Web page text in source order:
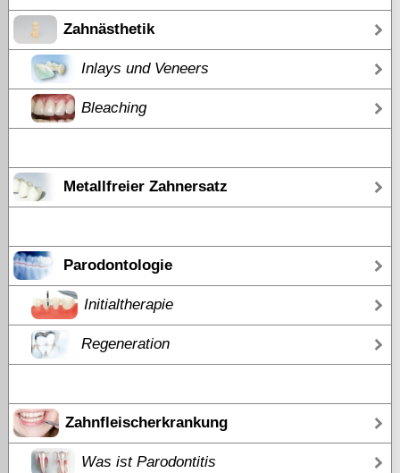
Zahnästhetik
Inlays und Veneers
Bleaching
Metallfreier Zahnersatz
Parodontologie
Initialtherapie
Regeneration
Zahnfleischerkrankung
Was ist Parodontitis